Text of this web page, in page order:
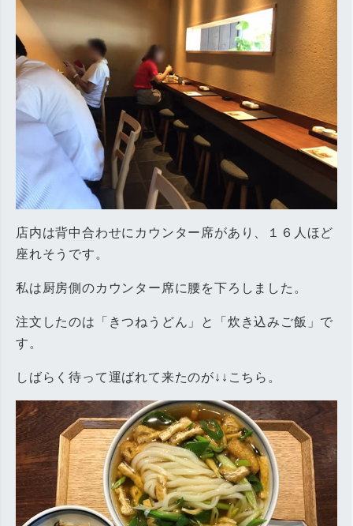
店内は背中合わせにカウンター席があり、１６人ほど
座れそうです。
私は厨房側のカウンター席に腰を下ろしました。
注文したのは「きつねうどん」と「炊き込みご飯」で
す。
しばらく待って運ばれて来たのが↓↓こちら。